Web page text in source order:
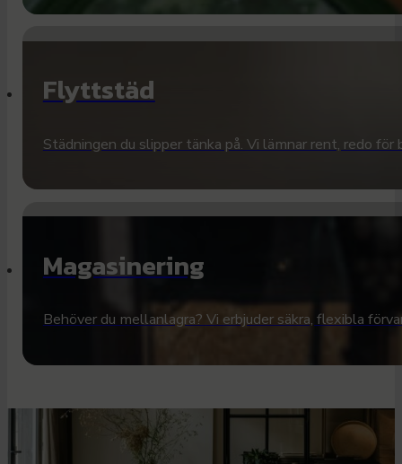
Flyttstäd
Städningen du slipper tänka på. Vi lämnar rent, redo för
Magasinering
Behöver du mellanlagra? Vi erbjuder säkra, flexibla